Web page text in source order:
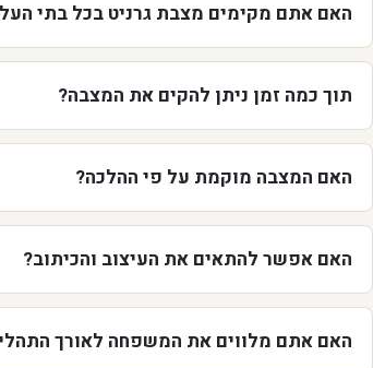
האם אתם מקימים מצבת גרניט בכל בתי
תוך כמה זמן ניתן להקים את המצבה?
האם המצבה מוקמת על פי ההלכה?
האם אפשר להתאים את העיצוב והכיתוב?
האם אתם מלווים את המשפחה לאורך